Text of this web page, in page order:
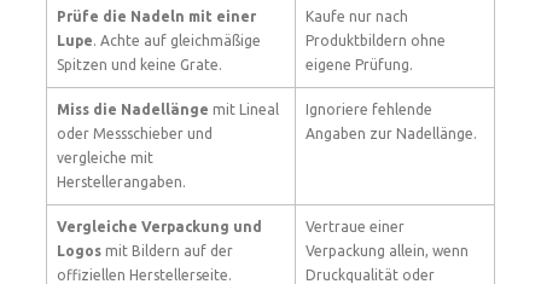
Prüfe die Nadeln mit einer
Lupe. Achte auf gleichmäßige
Spitzen und keine Grate.
Kaufe nur nach
Produktbildern ohne
eigene Prüfung.
Miss die Nadellänge mit Lineal
oder Messschieber und
vergleiche mit
Herstellerangaben.
Ignoriere fehlende
Angaben zur Nadellänge.
Vergleiche Verpackung und
Logos mit Bildern auf der
offiziellen Herstellerseite.
Vertraue einer
Verpackung allein, wenn
Druckqualität oder